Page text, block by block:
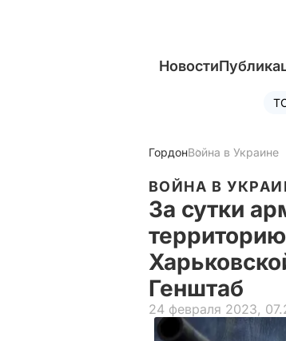
Новости
ГордонВойна в Украине
ВОЙНА В
За сутки
Генштаб
24 февраля 2023,